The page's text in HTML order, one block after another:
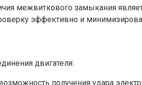
межвиткового замыкания
эффективно и
двигателя:
получения удара